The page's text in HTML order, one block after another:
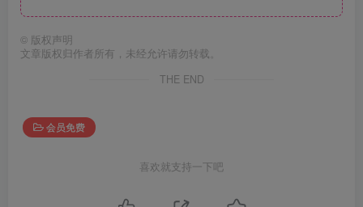
© 版权声明
文章版权归作者所有，未经允许请勿转载。
THE END
会员免费
喜欢就支持一下吧